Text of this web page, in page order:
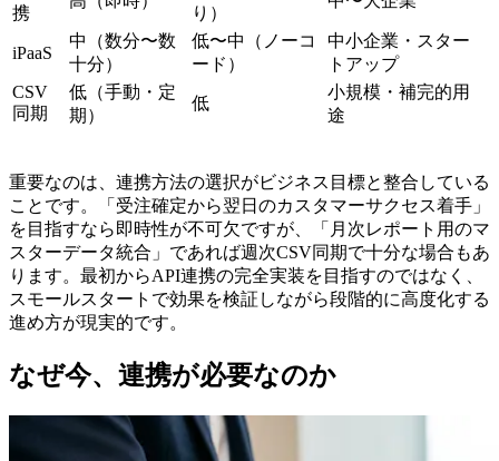
携 り）
iPaaS
中（数分〜数
十分）
低〜中（ノーコ
ード）
中小企業・スター
トアップ
CSV
同期
低（手動・定
期）
低
小規模・補完的用
途
重要なのは、連携方法の選択がビジネス目標と整合している
こと です。「受注確定から翌日のカスタマーサクセス着手」
を目指すなら即時性が不可欠ですが、「月次レポート用のマ
スターデータ統合」であれば週次CSV同期で十分な場合もあ
ります。最初からAPI連携の完全実装を目指すのではなく、
スモールスタートで効果を検証しながら段階的に高度化する
進め方が現実的です。
なぜ今、連携が必要なのか